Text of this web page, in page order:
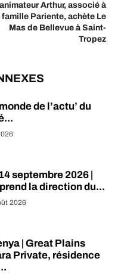
Arthur, associé à
famille Pariente, achète Le
Mas de Bellevue à Saint-
Tropez
de l’actu’ du
septembre 2026 |
la direction du...
2026
| Great Plains
Private, résidence